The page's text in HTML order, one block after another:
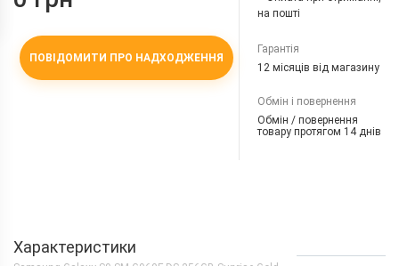
ПОВІДОМИТИ ПРО НАДХОДЖЕННЯ
на пошті
Гарантія
12 місяців від магазину
Обмін і повернення
Обмін / повернення
товару протягом 14 днів
Характеристики